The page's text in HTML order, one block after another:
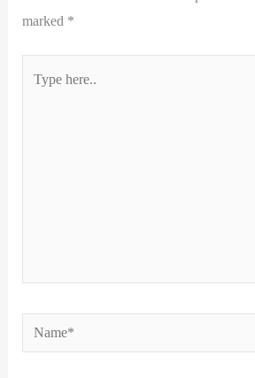
marked *
Name*